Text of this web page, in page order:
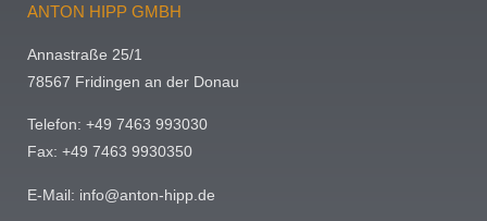
ANTON HIPP GMBH
Annastraße 25/1
78567 Fridingen an der Donau
Telefon: +49 7463 993030
Fax: +49 7463 9930350
E-Mail: info@anton-hipp.de